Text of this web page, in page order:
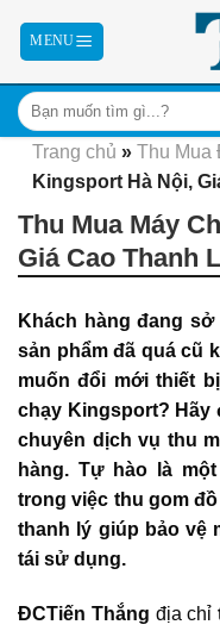
Trang chủ » Thu Mua
Kingsport Hà Nội,
Thu Mua Máy
Giá Cao Thanh
Khách hàng đang
sản phẩm đã quá cũ
muốn đổi mới thiết
chạy Kingsport? Hãy
chuyên dịch vụ thu
hàng. Tự hào là
trong việc thu gom
thanh lý giúp bảo vệ
tái sử dụng.
ĐCTiến Thắng địa chỉ